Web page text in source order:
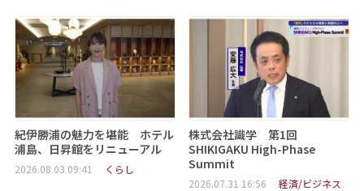
紀伊勝浦の魅力を堪能 ホテル
浦島、日昇館をリニューアル
2026.08.03 09:41 くらし
株式会社識学 第1回
SHIKIGAKU High-Phase
Summit
2026.07.31 16:56 経済/ビジネス